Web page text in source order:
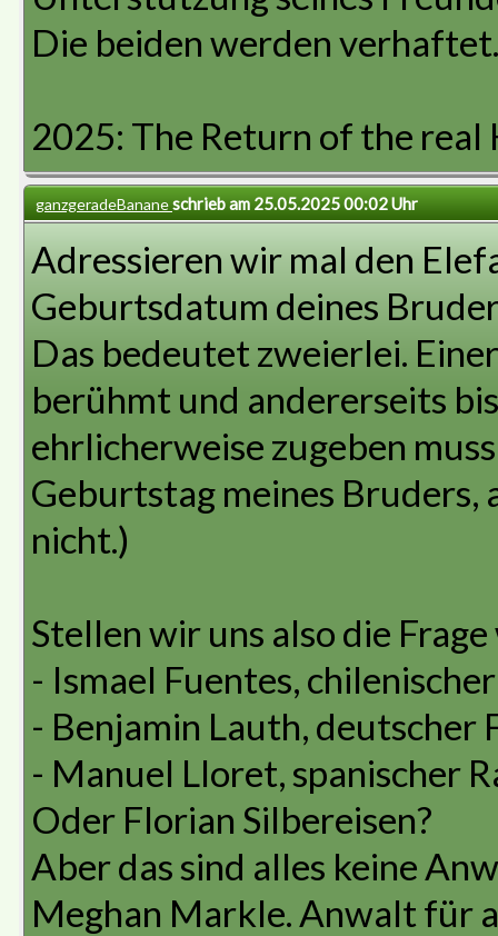
Die beiden werden verhaftet.
2025: The Return of the real
ganzgeradeBananeschrieb am 25.05.2025 00:02 Uhr
Adressieren wir mal den
Geburtsdatum deines
Das bedeutet zweierlei.
berühmt und andererseits
ehrlicherweise zugeben
Geburtstag meines Bruders,
nicht.)
Stellen wir uns also die
- Ismael Fuentes,
- Benjamin Lauth, deutscher
- Manuel Lloret, spanischer
Oder Florian Silbereisen?
Aber das sind alles keine
Meghan Markle. Anwalt für